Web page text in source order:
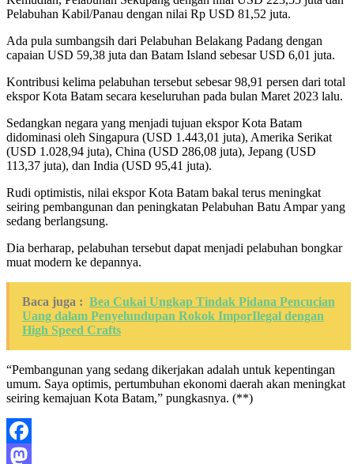
Pelabuhan Kabil/Panau dengan nilai Rp USD 81,52 juta.
Ada pula sumbangsih dari Pelabuhan Belakang Padang dengan
capaian USD 59,38 juta dan Batam Island sebesar USD 6,01 juta.
Kontribusi kelima pelabuhan tersebut sebesar 98,91 persen dari total
ekspor Kota Batam secara keseluruhan pada bulan Maret 2023 lalu.
Sedangkan negara yang menjadi tujuan ekspor Kota Batam
didominasi oleh Singapura (USD 1.443,01 juta), Amerika Serikat
(USD 1.028,94 juta), China (USD 286,08 juta), Jepang (USD
113,37 juta), dan India (USD 95,41 juta).
Rudi optimistis, nilai ekspor Kota Batam bakal terus meningkat
seiring pembangunan dan peningkatan Pelabuhan Batu Ampar yang
sedang berlangsung.
Dia berharap, pelabuhan tersebut dapat menjadi pelabuhan bongkar
muat modern ke depannya.
Baca juga : Bea Cukai Ungkap Tindak Pidana Pencucian
Uang dalam Penyelundupan Rokok ImporIlegal dengan
High Speed Crafts
“Pembangunan yang sedang dikerjakan adalah untuk kepentingan
umum. Saya optimis, pertumbuhan ekonomi daerah akan meningkat
seiring kemajuan Kota Batam,” pungkasnya. (**)
Facebook